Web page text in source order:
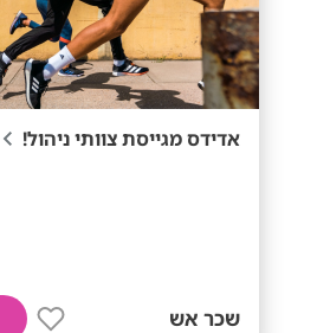
אדידס מגייסת צוותי ניהול!
שכר אש